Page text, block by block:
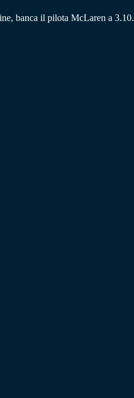
banca il pilota McLaren a 3.10.